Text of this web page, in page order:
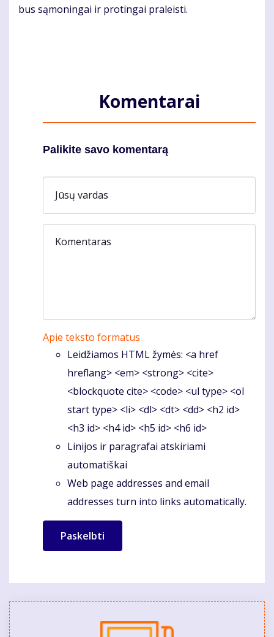
bus sąmoningai ir protingai praleisti.
Komentarai
Palikite savo komentarą
Jūsų vardas
Komentaras
Apie teksto formatus
Leidžiamos HTML žymės: <a href
hreflang> <em> <strong> <cite>
<blockquote cite> <code> <ul type> <ol
start type> <li> <dl> <dt> <dd> <h2 id>
<h3 id> <h4 id> <h5 id> <h6 id>
Linijos ir paragrafai atskiriami
automatiškai
Web page addresses and email
addresses turn into links automatically.